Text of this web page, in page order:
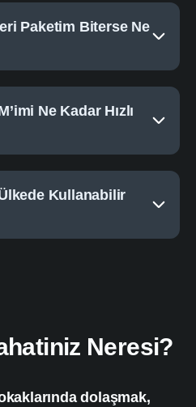
Paketim Biterse Ne
Ne Kadar Hızlı
Kullanabilir
Neresi?
dolaşmak,